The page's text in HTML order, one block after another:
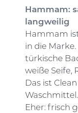
Hammam:
langweilig
Hammam
in die
türkische
weiße Seife,
Das ist
Eher: frisch